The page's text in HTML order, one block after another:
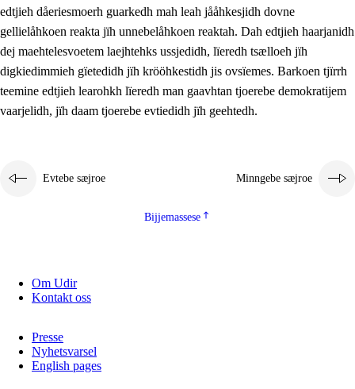
2.5.1 Almetjehealsoe jïh jieledehaalveme
2.5.2 Demokratije jïh meatanårrojevoete
2.5.3 Monnehke evtiedimmie
edtjieh dåeriesmoerh guarkedh mah leah jååhkesjidh dovne
gellielåhkoen reakta jïh unnebelåhkoen reaktah. Dah edtjieh haarjanidh
dej maehtelesvoetem laejhtehks ussjedidh, lïeredh tsælloeh jïh
digkiedimmieh gïetedidh jïh krööhkestidh jis ovsïemes. Barkoen tjïrrh
teemine edtjieh learohkh lïeredh man gaavhtan tjoerebe demokratijem
vaarjelidh, jïh daam tjoerebe evtiedidh jïh geehtedh.
Evtebe sæjroe Minngebe sæjroe
Bijjemassese
Om Udir
Kontakt oss
Presse
Nyhetsvarsel
English pages